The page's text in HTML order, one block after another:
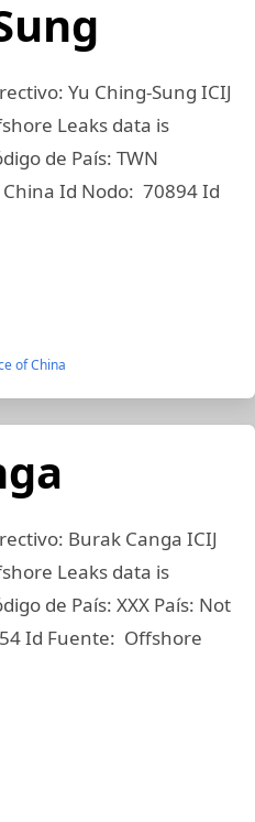
Yu Ching-Sung ICIJ
Leaks data is
de País: TWN
Id Nodo: 70894 Id
of China
Burak Canga ICIJ
Leaks data is
de País: XXX País: Not
Id Fuente: Offshore